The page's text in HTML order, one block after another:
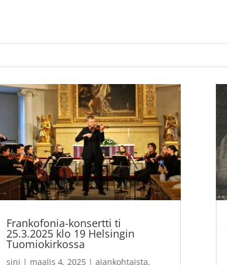
Frankofonia-konsertti ti
25.3.2025 klo 19 Helsingin
Tuomiokirkossa
sini | maalis 4, 2025| ajankohtaista,